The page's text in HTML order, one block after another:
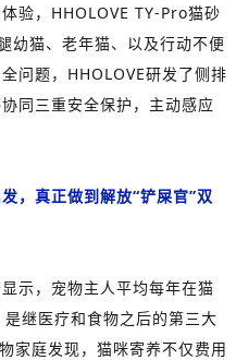
验，HHOLOVE TY-Pro猫砂
幼猫、老年猫、以及行动不便
问题，HHOLOVE研发了侧排
同三重安全保护，主动感应
，真正做到解放“铲屎官”双
示，宠物主人平均每年在猫
继医疗和食物之后的第三大
家庭发现，猫咪寄养不仅费用